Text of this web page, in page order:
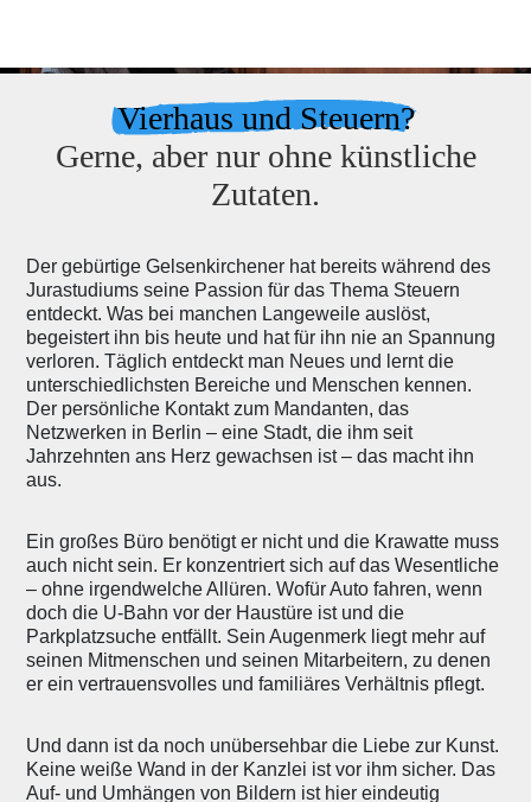
Vierhaus und Steuern?
Gerne, aber nur ohne künstliche
Zutaten.
Der gebürtige Gelsenkirchener hat bereits während des
Jurastudiums seine Passion für das Thema Steuern
entdeckt. Was bei manchen Langeweile auslöst,
begeistert ihn bis heute und hat für ihn nie an Spannung
verloren. Täglich entdeckt man Neues und lernt die
unterschiedlichsten Bereiche und Menschen kennen.
Der persönliche Kontakt zum Mandanten, das
Netzwerken in Berlin – eine Stadt, die ihm seit
Jahrzehnten ans Herz gewachsen ist – das macht ihn
aus.
Ein großes Büro benötigt er nicht und die Krawatte muss
auch nicht sein. Er konzentriert sich auf das Wesentliche
– ohne irgendwelche Allüren. Wofür Auto fahren, wenn
doch die U-Bahn vor der Haustüre ist und die
Parkplatzsuche entfällt. Sein Augenmerk liegt mehr auf
seinen Mitmenschen und seinen Mitarbeitern, zu denen
er ein vertrauensvolles und familiäres Verhältnis pflegt.
Und dann ist da noch unübersehbar die Liebe zur Kunst.
Keine weiße Wand in der Kanzlei ist vor ihm sicher. Das
Auf- und Umhängen von Bildern ist hier eindeutig